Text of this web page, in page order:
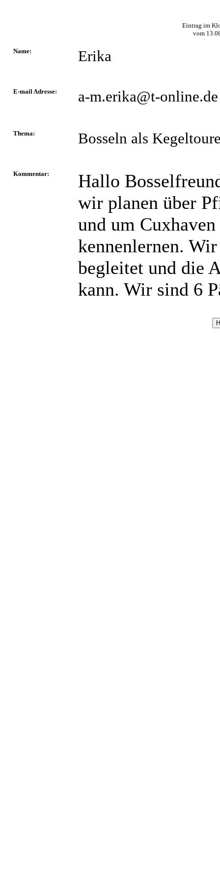
Eintrag im
vom
Name: Erika
E-mail Adresse: a-m.erika@t-online.de
Thema: Bosseln als
Kommentar:
Hallo
wir planen über
und um
kennenlernen.
begleitet und die
kann. Wir sind 6